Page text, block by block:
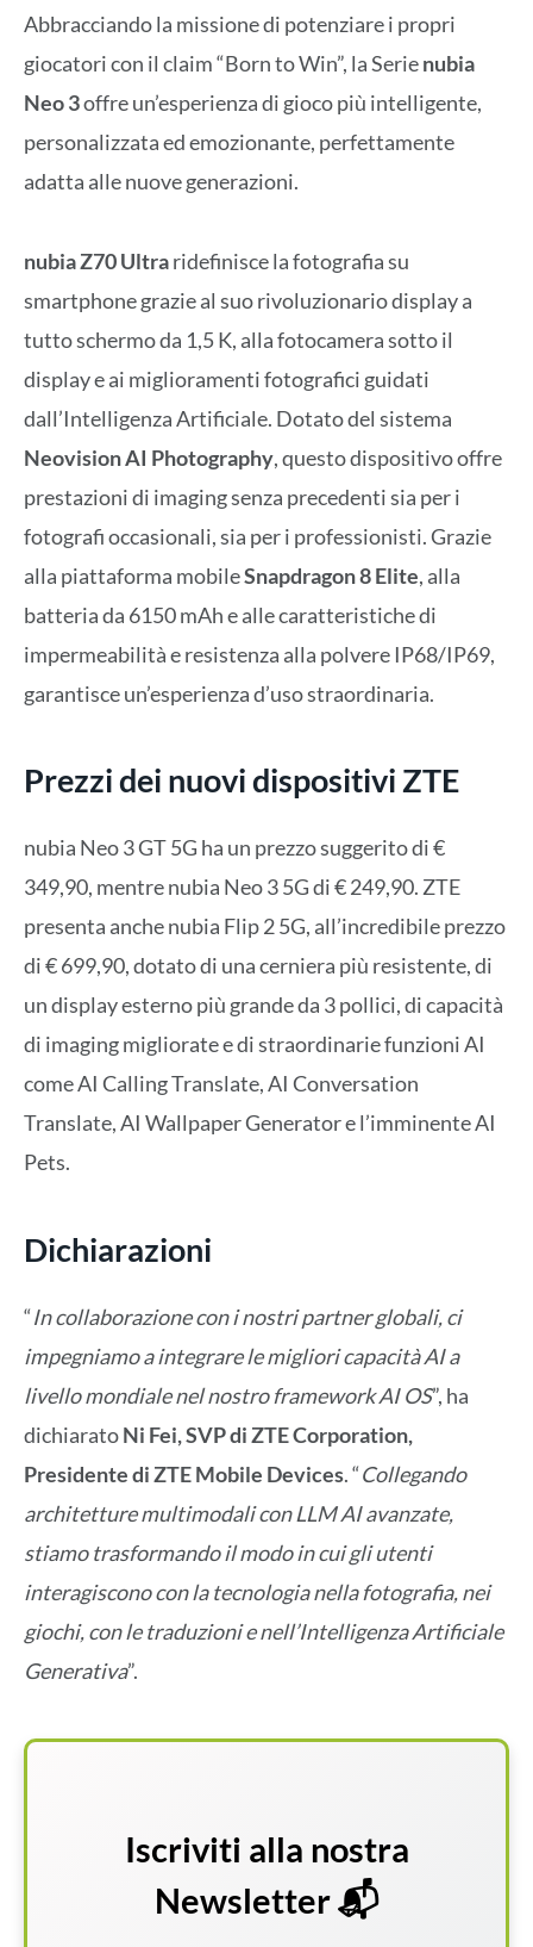
Abbracciando la missione di potenziare i propri
giocatori con il claim “Born to Win”, la Serienubia
Neo 3offre un’esperienza di gioco più intelligente,
personalizzata ed emozionante, perfettamente
adatta alle nuove generazioni.
nubia Z70 Ultraridefinisce la fotografia su
smartphone grazie al suo rivoluzionario display a
tutto schermo da 1,5 K, alla fotocamera sotto il
display e ai miglioramenti fotografici guidati
dall’Intelligenza Artificiale. Dotato del sistema
Neovision AI Photography, questo dispositivo offre
prestazioni di imaging senza precedenti sia per i
fotografi occasionali, sia per i professionisti. Grazie
alla piattaforma mobileSnapdragon 8 Elite, alla
batteria da 6150 mAh e alle caratteristiche di
impermeabilità e resistenza alla polvere IP68/IP69,
garantisce un’esperienza d’uso straordinaria.
Prezzi dei nuovi dispositivi ZTE
nubia Neo 3 GT 5G ha un prezzo suggerito di €
349,90, mentre nubia Neo 3 5G di € 249,90. ZTE
presenta anche nubia Flip 2 5G, all’incredibile prezzo
di € 699,90, dotato di una cerniera più resistente, di
un display esterno più grande da 3 pollici, di capacità
di imaging migliorate e di straordinarie funzioni AI
come AI Calling Translate, AI Conversation
Translate, AI Wallpaper Generator e l’imminente AI
Pets.
Dichiarazioni
“In collaborazione con i nostri partner globali, ci
impegniamo a integrare le migliori capacità AI a
livello mondiale nel nostro framework AI OS”, ha
dichiaratoNi Fei, SVP di ZTE Corporation,
Presidente di ZTE Mobile Devices. “Collegando
architetture multimodali con LLM AI avanzate,
stiamo trasformando il modo in cui gli utenti
interagiscono con la tecnologia nella fotografia, nei
giochi, con le traduzioni e nell’Intelligenza Artificiale
Generativa”.
Iscriviti alla nostra
Newsletter 📬